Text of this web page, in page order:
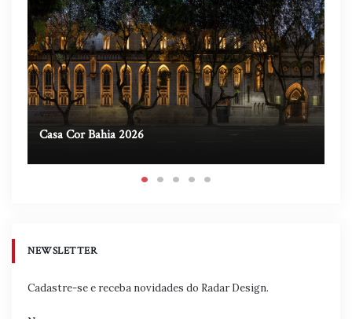
Casa Cor Bahia 2026
NEWSLETTER
Cadastre-se e receba novidades do Radar Design.